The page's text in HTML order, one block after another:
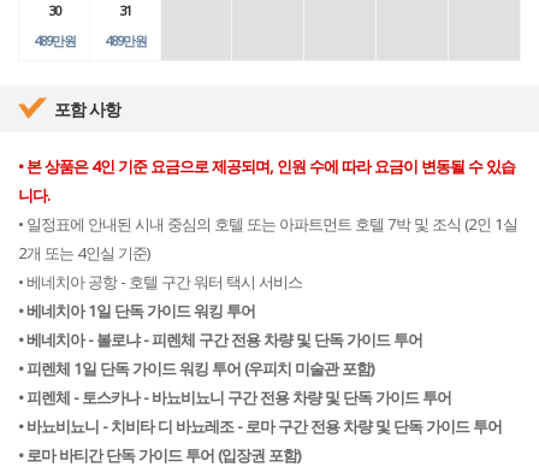
30
489만원
31
489만원
포함 사항
• 본 상품은 4인 기준 요금으로 제공되며, 인원 수에 따라 요금이 변동될 수 있습
니다.
• 일정표에 안내된 시내 중심의 호텔 또는 아파트먼트 호텔 7박 및 조식 (2인 1실
2개 또는 4인실 기준)
• 베네치아 공항 - 호텔 구간 워터 택시 서비스
• 베네치아 1일 단독 가이드 워킹 투어
• 베네치아 - 볼로냐 - 피렌체 구간 전용 차량 및 단독 가이드 투어
• 피렌체 1일 단독 가이드 워킹 투어 (우피치 미술관 포함)
• 피렌체 - 토스카나 - 바뇨비뇨니 구간 전용 차량 및 단독 가이드 투어
• 바뇨비뇨니 - 치비타 디 바뇨레조 - 로마 구간 전용 차량 및 단독 가이드 투어
• 로마 바티간 단독 가이드 투어 (입장권 포함)